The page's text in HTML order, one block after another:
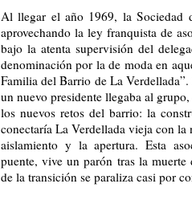
Al llegar el año 1969, la Sociedad
aprovechando la ley franquista de
bajo la atenta supervisión del
denominación por la de moda en
Familia del Barrio de La
un nuevo presidente llegaba al
los nuevos retos del barrio: la
conectaría La Verdellada vieja con
aislamiento y la apertura. Esta
puente, vive un parón tras la
de la transición se paraliza casi por